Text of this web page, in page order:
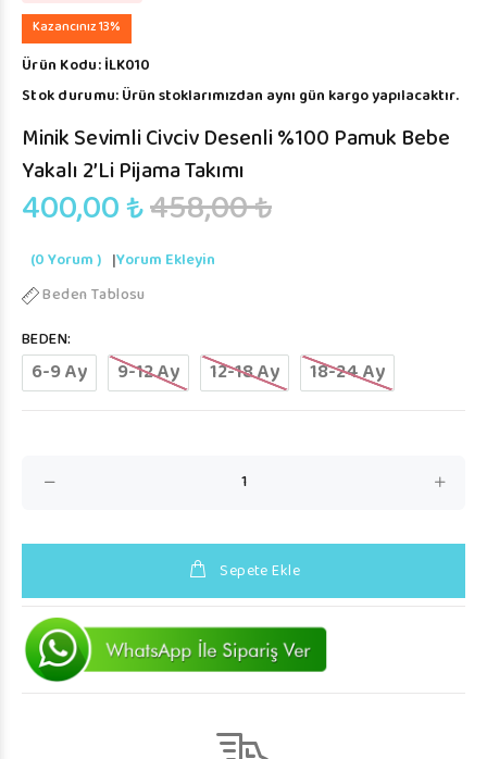
Kazancınız 13%
Ürün Kodu:İLK010
Stok durumu:Ürün stoklarımızdan aynı gün kargo yapılacaktır.
Minik Sevimli Civciv Desenli %100 Pamuk Bebe
Yakalı 2’li Pijama Takımı
400,00 ₺458,00 ₺
(0 Yorum ) |Yorum Ekleyin
Beden Tablosu
BEDEN:
6-9 Ay 9-12 Ay 12-18 Ay 18-24 Ay
Sepete Ekle